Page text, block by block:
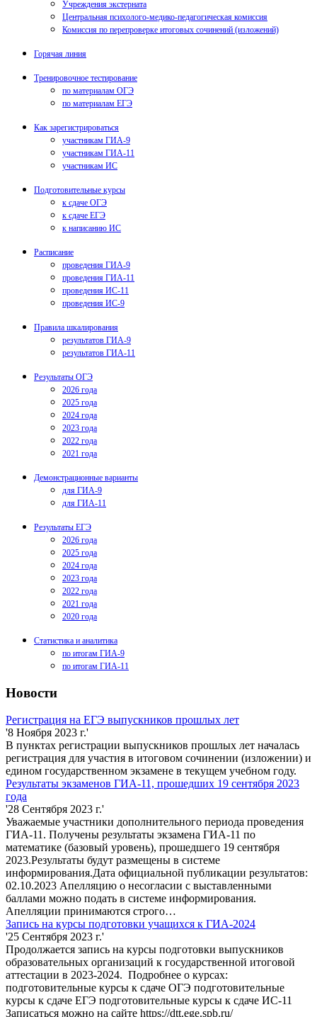
Учреждения экстерната
Центральная психолого-медико-педагогическая комиссия
Комиссия по перепроверке итоговых сочинений (изложений)
Горячая линия
Тренировочное тестирование
по материалам ОГЭ
по материалам ЕГЭ
Как зарегистрироваться
участникам ГИА-9
участникам ГИА-11
участникам ИС
Подготовительные курсы
к сдаче ОГЭ
к сдаче ЕГЭ
к написанию ИС
Расписание
проведения ГИА-9
проведения ГИА-11
проведения ИС-11
проведения ИС-9
Правила шкалирования
результатов ГИА-9
результатов ГИА-11
Результаты ОГЭ
2026 года
2025 года
2024 года
2023 года
2022 года
2021 года
Демонстрационные варианты
для ГИА-9
для ГИА-11
Результаты ЕГЭ
2026 года
2025 года
2024 года
2023 года
2022 года
2021 года
2020 года
Статистика и аналитика
по итогам ГИА-9
по итогам ГИА-11
Новости
Регистрация на ЕГЭ выпускников прошлых лет
'8 Ноября 2023 г.'
В пунктах регистрации выпускников прошлых лет началась
регистрация для участия в итоговом сочинении (изложении) и
едином государственном экзамене в текущем учебном году.
Результаты экзаменов ГИА-11, прошедших 19 сентября 2023
года
'28 Сентября 2023 г.'
Уважаемые участники дополнительного периода проведения
ГИА-11. Получены результаты экзамена ГИА-11 по
математике (базовый уровень), прошедшего 19 сентября
2023.Результаты будут размещены в системе
информирования.Дата официальной публикации результатов:
02.10.2023 Апелляцию о несогласии с выставленными
баллами можно подать в системе информирования.
Апелляции принимаются строго…
Запись на курсы подготовки учащихся к ГИА-2024
'25 Сентября 2023 г.'
Продолжается запись на курсы подготовки выпускников
образовательных организаций к государственной итоговой
аттестации в 2023-2024. Подробнее о курсах:
подготовительные курсы к сдаче ОГЭ подготовительные
курсы к сдаче ЕГЭ подготовительные курсы к сдаче ИС-11
Записаться можно на сайте https://dtt.ege.spb.ru/